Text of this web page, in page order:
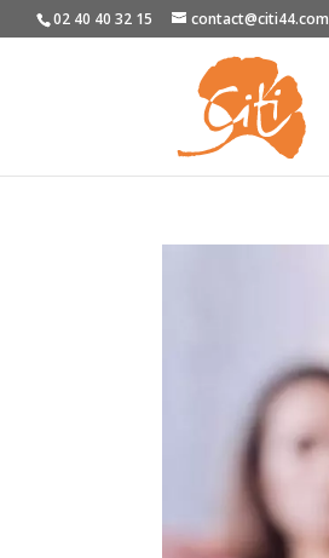
02 40 40 32 15 contact@citi44.com